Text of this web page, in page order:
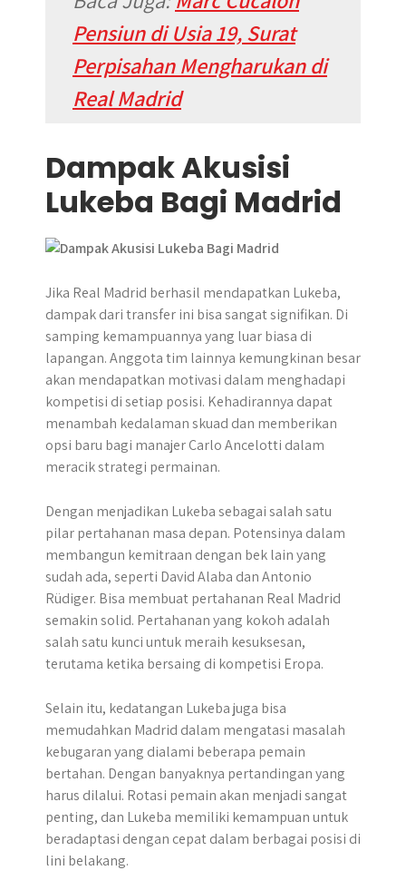
Pensiun di Usia 19, Surat
Perpisahan Mengharukan di
Real Madrid
Dampak Akusisi
Lukeba Bagi Madrid
Jika Real Madrid berhasil mendapatkan Lukeba,
dampak dari transfer ini bisa sangat signifikan. Di
samping kemampuannya yang luar biasa di
lapangan. Anggota tim lainnya kemungkinan besar
akan mendapatkan motivasi dalam menghadapi
kompetisi di setiap posisi. Kehadirannya dapat
menambah kedalaman skuad dan memberikan
opsi baru bagi manajer Carlo Ancelotti dalam
meracik strategi permainan.
Dengan menjadikan Lukeba sebagai salah satu
pilar pertahanan masa depan. Potensinya dalam
membangun kemitraan dengan bek lain yang
sudah ada, seperti David Alaba dan Antonio
Rüdiger. Bisa membuat pertahanan Real Madrid
semakin solid. Pertahanan yang kokoh adalah
salah satu kunci untuk meraih kesuksesan,
terutama ketika bersaing di kompetisi Eropa.
Selain itu, kedatangan Lukeba juga bisa
memudahkan Madrid dalam mengatasi masalah
kebugaran yang dialami beberapa pemain
bertahan. Dengan banyaknya pertandingan yang
harus dilalui. Rotasi pemain akan menjadi sangat
penting, dan Lukeba memiliki kemampuan untuk
beradaptasi dengan cepat dalam berbagai posisi di
lini belakang.